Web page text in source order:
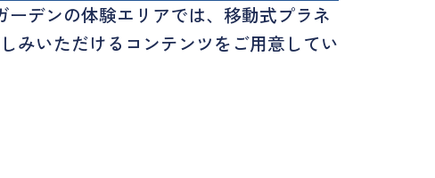
デンの体験エリアでは、移動式プラネ
みいただけるコンテンツをご用意してい